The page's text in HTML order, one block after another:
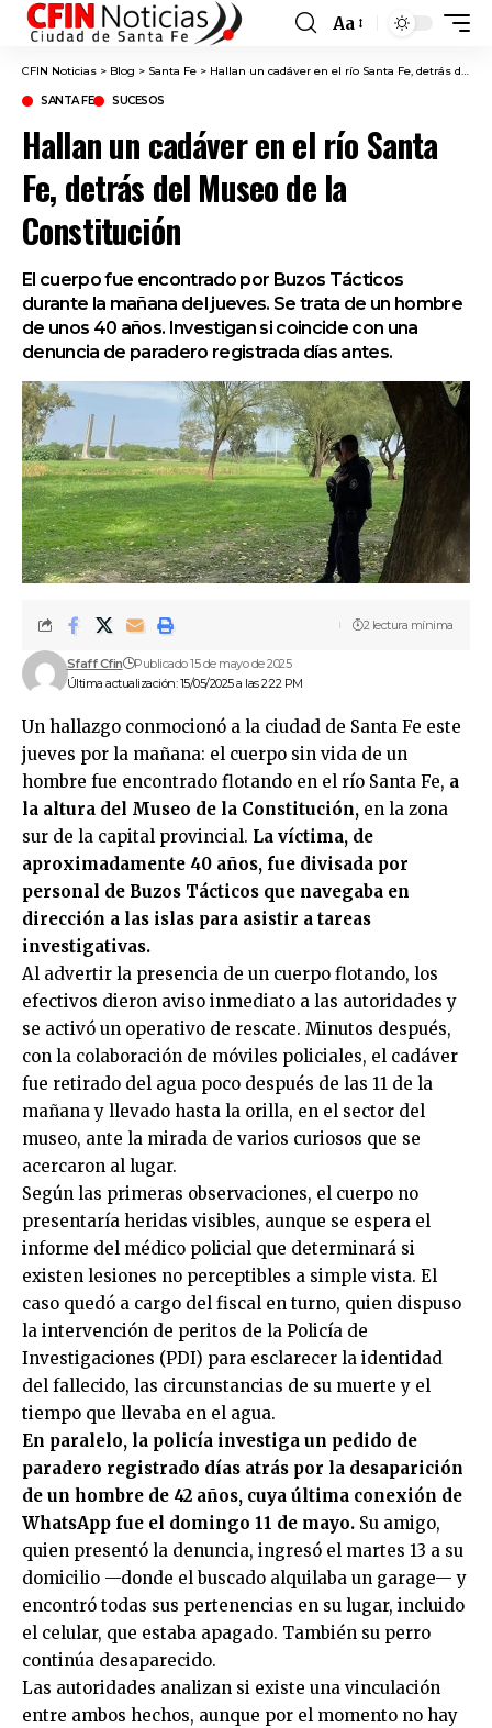
Font
Resizer
Aa
CFIN Noticias > Blog > Santa Fe > Hallan un cadáver en el río Santa Fe, detrás del Museo de la Constitución
SANTA FE SUCESOS
Hallan un cadáver en el río Santa
Fe, detrás del Museo de la
Constitución
El cuerpo fue encontrado por Buzos Tácticos
durante la mañana del jueves. Se trata de un hombre
de unos 40 años. Investigan si coincide con una
denuncia de paradero registrada días antes.
Última actualización: 15/05/2025 a las 2:22 PM
Sfaff Cfin Publicado 15 de mayo de 2025
2 lectura mínima
Un hallazgo conmocionó a la ciudad de Santa Fe este
jueves por la mañana: el cuerpo sin vida de un
hombre fue encontrado flotando en el río Santa Fe, a
la altura del Museo de la Constitución, en la zona
sur de la capital provincial. La víctima, de
aproximadamente 40 años, fue divisada por
personal de Buzos Tácticos que navegaba en
dirección a las islas para asistir a tareas
investigativas.
Al advertir la presencia de un cuerpo flotando, los
efectivos dieron aviso inmediato a las autoridades y
se activó un operativo de rescate. Minutos después,
con la colaboración de móviles policiales, el cadáver
fue retirado del agua poco después de las 11 de la
mañana y llevado hasta la orilla, en el sector del
museo, ante la mirada de varios curiosos que se
acercaron al lugar.
Según las primeras observaciones, el cuerpo no
presentaría heridas visibles, aunque se espera el
informe del médico policial que determinará si
existen lesiones no perceptibles a simple vista. El
caso quedó a cargo del fiscal en turno, quien dispuso
la intervención de peritos de la Policía de
Investigaciones (PDI) para esclarecer la identidad
del fallecido, las circunstancias de su muerte y el
tiempo que llevaba en el agua.
En paralelo, la policía investiga un pedido de
paradero registrado días atrás por la desaparición
de un hombre de 42 años, cuya última conexión de
WhatsApp fue el domingo 11 de mayo. Su amigo,
quien presentó la denuncia, ingresó el martes 13 a su
domicilio —donde el buscado alquilaba un garage— y
encontró todas sus pertenencias en su lugar, incluido
el celular, que estaba apagado. También su perro
continúa desaparecido.
Las autoridades analizan si existe una vinculación
entre ambos hechos, aunque por el momento no hay